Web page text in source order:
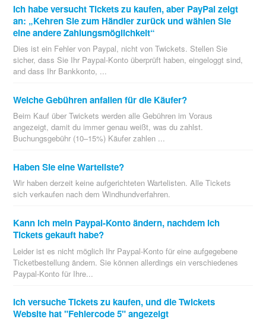
Ich habe versucht Tickets zu kaufen, aber PayPal zeigt
an: „Kehren Sie zum Händler zurück und wählen Sie
eine andere Zahlungsmöglichkeit“
Dies ist ein Fehler von Paypal, nicht von Twickets. Stellen Sie
sicher, dass Sie Ihr Paypal-Konto überprüft haben, eingeloggt sind,
and dass Ihr Bankkonto, ...
Welche Gebühren anfallen für die Käufer?
Beim Kauf über Twickets werden alle Gebühren im Voraus
angezeigt, damit du immer genau weißt, was du zahlst.
Buchungsgebühr (10–15%) Käufer zahlen ...
Haben Sie eine Warteliste?
Wir haben derzeit keine aufgerichteten Wartelisten. Alle Tickets
sich verkaufen nach dem Windhundverfahren.
Kann ich mein Paypal-Konto ändern, nachdem ich
Tickets gekauft habe?
Leider ist es nicht möglich Ihr Paypal-Konto für eine aufgegebene
Ticketbestellung ändern. Sie können allerdings ein verschiedenes
Paypal-Konto für Ihre...
Ich versuche Tickets zu kaufen, und die Twickets
Website hat "Fehlercode 5" angezeigt